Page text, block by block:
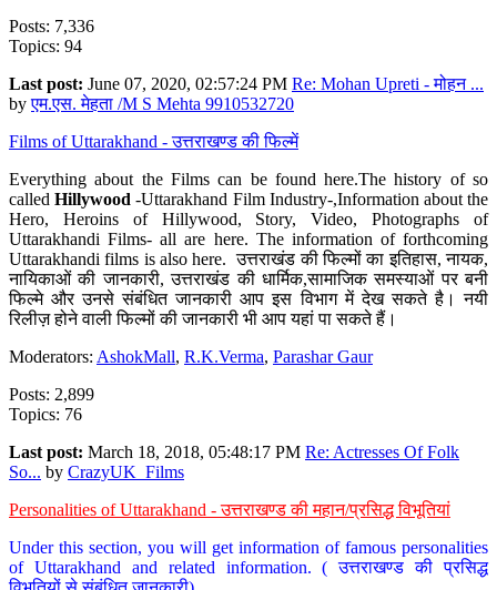
Posts: 7,336
Topics: 94
Last post: June 07, 2020, 02:57:24 PM Re: Mohan Upreti - मोहन ...
byएम.एस. मेहता /M S Mehta 9910532720
Films of Uttarakhand - उत्तराखण्ड की फिल्में
Everything about the Films can be found here.The history of so
calledHillywood-Uttarakhand Film Industry-,Information about the
Hero, Heroins of Hillywood, Story, Video, Photographs of
Uttarakhandi Films- all are here. The information of forthcoming
Uttarakhandi films is also here. उत्तराखंड की फिल्मों का इतिहास, नायक,
नायिकाओं की जानकारी, उत्तराखंड की धार्मिक,सामाजिक समस्याओं पर बनी
फिल्मे और उनसे संबंधित जानकारी आप इस विभाग में देख सकते है। नयी
रिलीज़ होने वाली फिल्मों की जानकारी भी आप यहां पा सकते हैं।
Moderators: AshokMall, R.K.Verma, Parashar Gaur
Posts: 2,899
Topics: 76
Last post: March 18, 2018, 05:48:17 PM Re: Actresses Of Folk
So... by CrazyUK_Films
Personalities of Uttarakhand - उत्तराखण्ड की महान/प्रसिद्ध विभूतियां
Under this section, you will get information of famous personalities
of Uttarakhand and related information. ( उत्तराखण्ड की प्रसिद्ध